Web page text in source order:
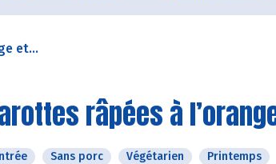
et...
râpées à
Sans porc Végétarien Printemps